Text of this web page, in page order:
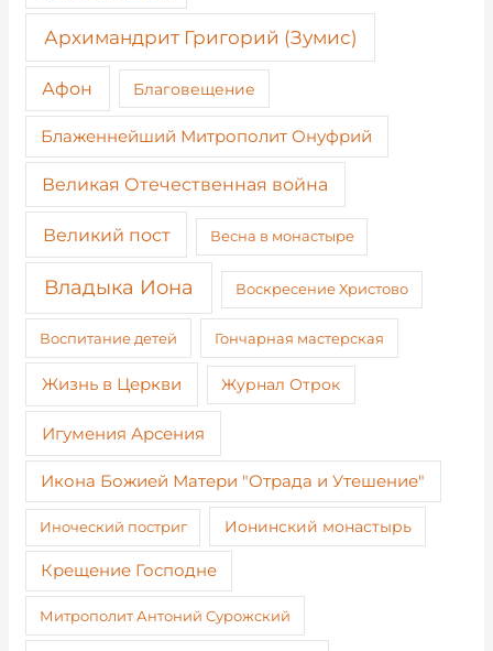
Архимандрит Григорий (Зумис)
Афон Благовещение
Блаженнейший Митрополит Онуфрий
Великая Отечественная война
Великий пост Весна в монастыре
Владыка Иона Воскресение Христово
Воспитание детей Гончарная мастерская
Жизнь в Церкви Журнал Отрок
Игумения Арсения
Икона Божией Матери "Отрада и Утешение"
Иноческий постриг Ионинский монастырь
Крещение Господне
Митрополит Антоний Сурожский